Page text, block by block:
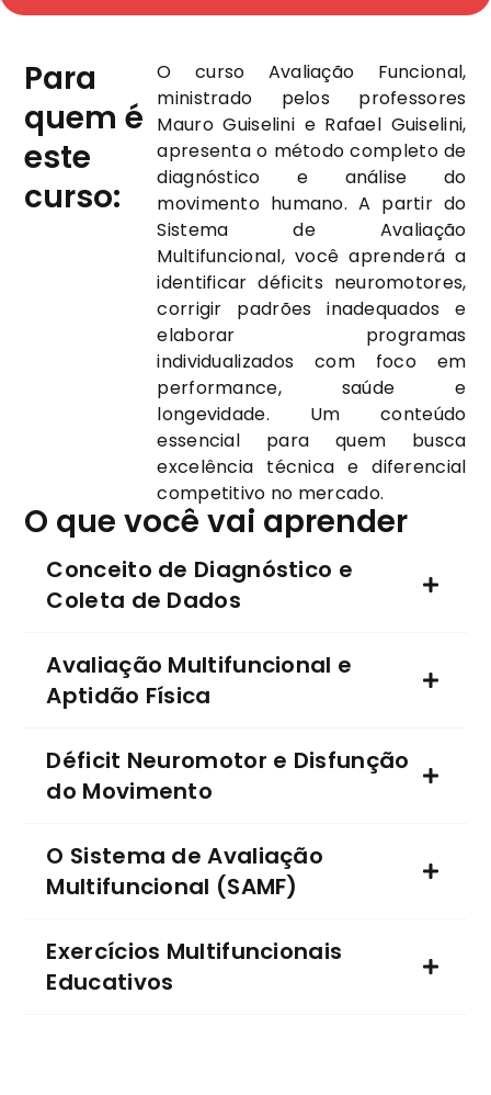
Para
quem é
este
curso:
O curso Avaliação Funcional,
ministrado pelos professores
Mauro Guiselini e Rafael Guiselini,
apresenta o método completo de
diagnóstico e análise do
movimento humano. A partir do
Sistema de Avaliação
Multifuncional, você aprenderá a
identificar déficits neuromotores,
corrigir padrões inadequados e
elaborar programas
individualizados com foco em
performance, saúde e
longevidade. Um conteúdo
essencial para quem busca
excelência técnica e diferencial
competitivo no mercado.
O que você vai aprender
Conceito de Diagnóstico e
Coleta de Dados
Avaliação Multifuncional e
Aptidão Física
Déficit Neuromotor e Disfunção
do Movimento
O Sistema de Avaliação
Multifuncional (SAMF)
Exercícios Multifuncionais
Educativos